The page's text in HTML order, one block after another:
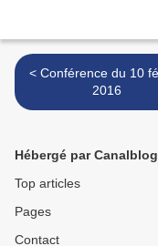
< Conférence du 10 février
2016
Hébergé par Canalblog
Top articles
Pages
Contact